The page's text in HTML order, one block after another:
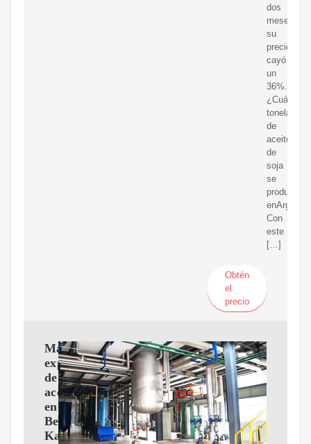
dos
meses
su
precio
cayó
un
36%.
¿Cuántas
toneladas
de
aceite
de
soja
se
producen
Con
este
[…]
Obtén
el
precio
Máquina
expulsora
de
aceite
en
Bengaluru
Karnataka